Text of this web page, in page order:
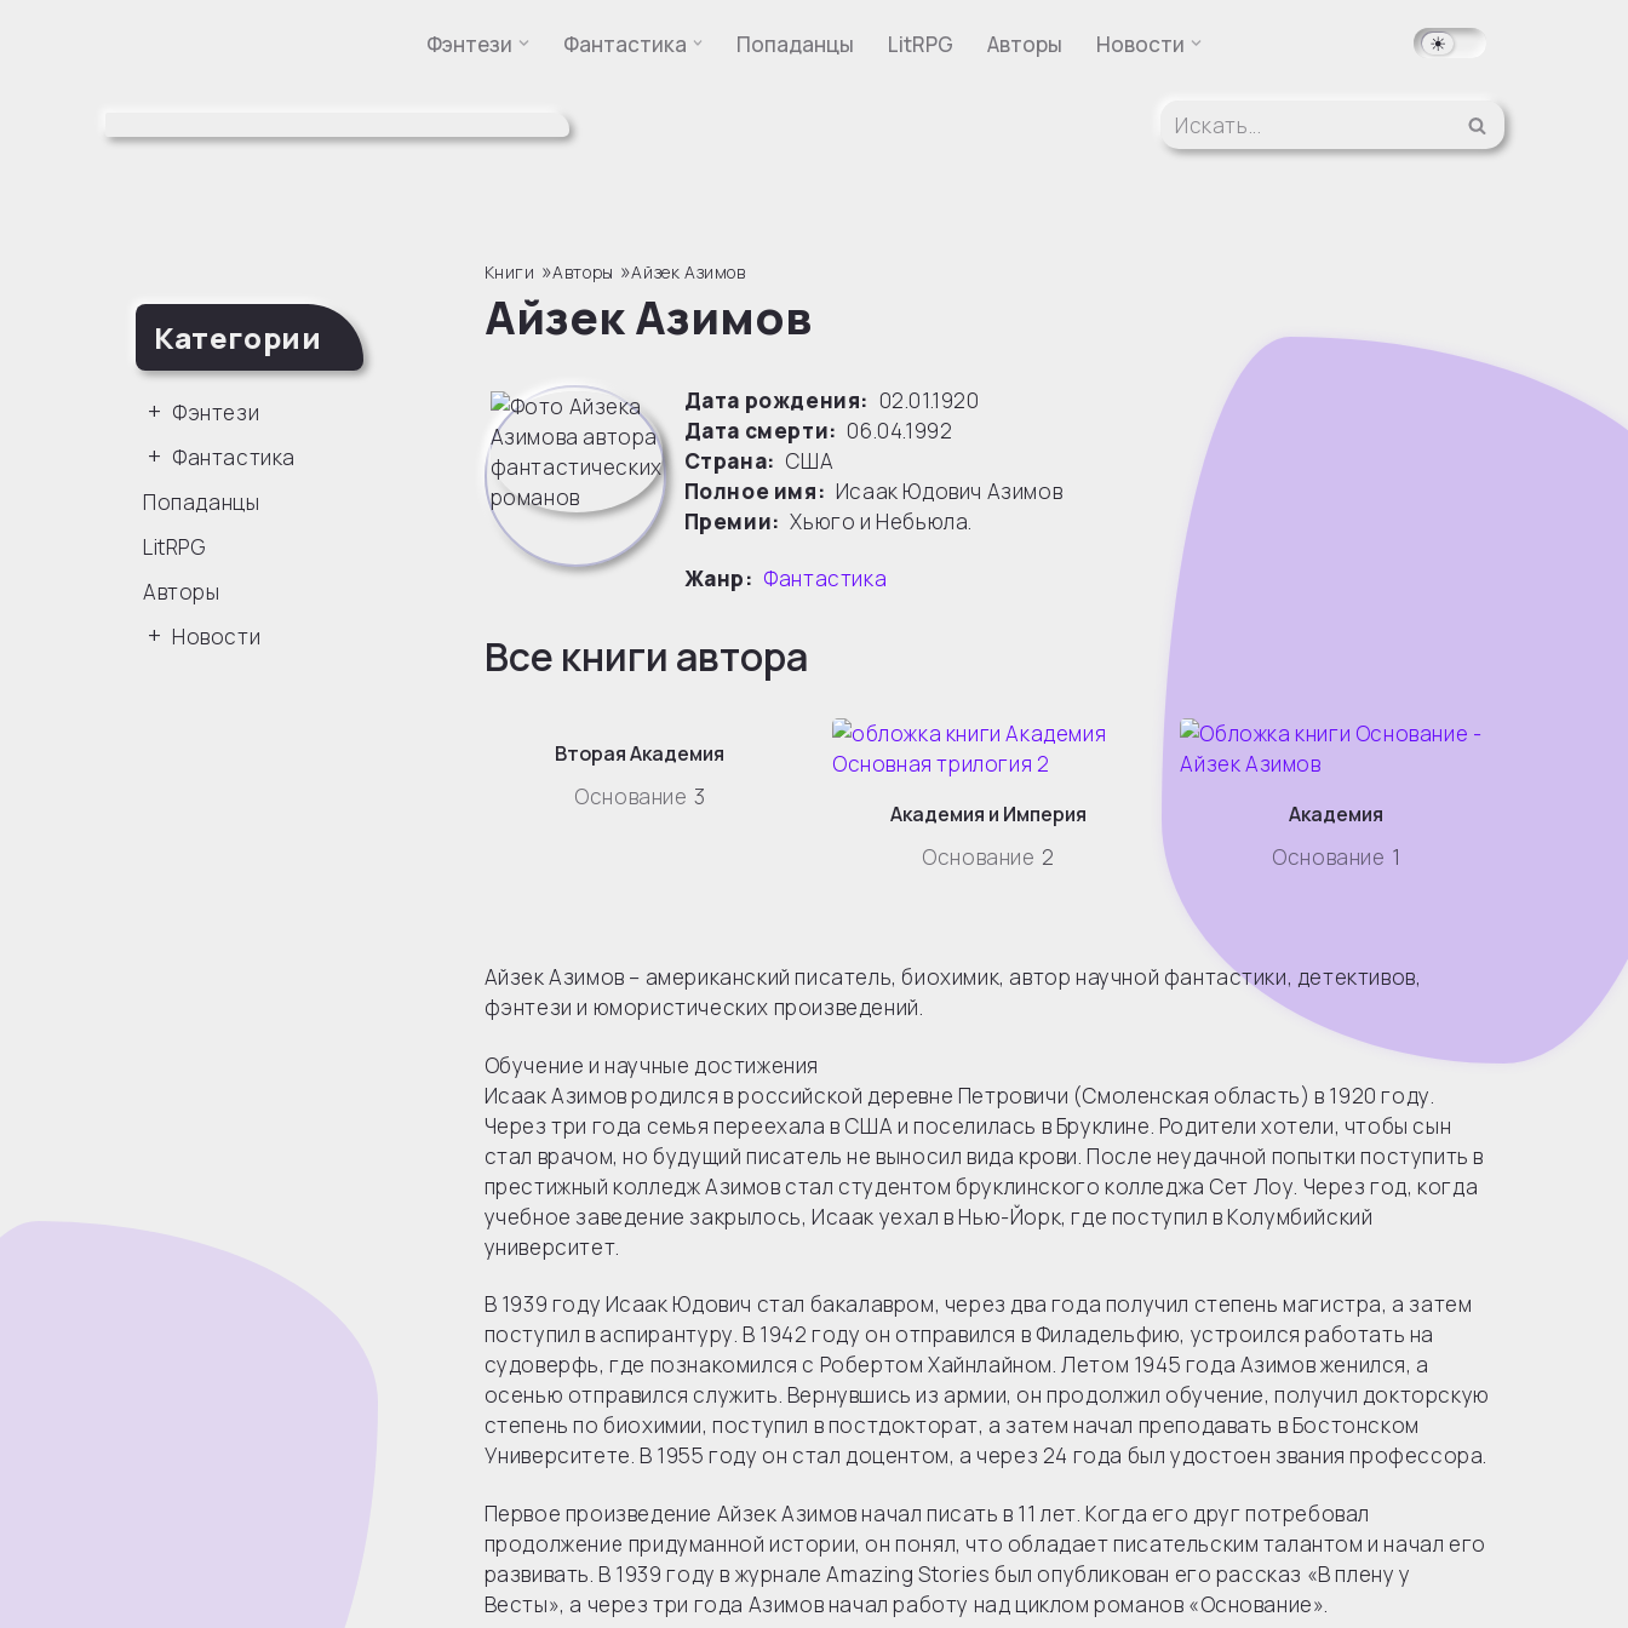
Фэнтези Фантастика Попаданцы LitRPG Авторы Новости
Категории
Фэнтези
Фантастика
Попаданцы
LitRPG
Авторы
Новости
Книги »Авторы »Айзек Азимов
Айзек Азимов
Дата рождения: 02.01.1920
Дата смерти: 06.04.1992
Страна: США
Полное имя: Исаак Юдович Азимов
Премии: Хьюго и Небьюла.
Жанр: Фантастика
Все книги автора
Вторая Академия
Основание 3
Академия и Империя
Основание 2
Академия
Основание 1
Айзек Азимов – американский писатель, биохимик, автор научной фантастики, детективов,
фэнтези и юмористических произведений.
Обучение и научные достижения
Исаак Азимов родился в российской деревне Петровичи (Смоленская область) в 1920 году.
Через три года семья переехала в США и поселилась в Бруклине. Родители хотели, чтобы сын
стал врачом, но будущий писатель не выносил вида крови. После неудачной попытки поступить в
престижный колледж Азимов стал студентом бруклинского колледжа Сет Лоу. Через год, когда
учебное заведение закрылось, Исаак уехал в Нью-Йорк, где поступил в Колумбийский
университет.
В 1939 году Исаак Юдович стал бакалавром, через два года получил степень магистра, а затем
поступил в аспирантуру. В 1942 году он отправился в Филадельфию, устроился работать на
судоверфь, где познакомился с Робертом Хайнлайном. Летом 1945 года Азимов женился, а
осенью отправился служить. Вернувшись из армии, он продолжил обучение, получил докторскую
степень по биохимии, поступил в постдокторат, а затем начал преподавать в Бостонском
Университете. В 1955 году он стал доцентом, а через 24 года был удостоен звания профессора.
Первое произведение Айзек Азимов начал писать в 11 лет. Когда его друг потребовал
продолжение придуманной истории, он понял, что обладает писательским талантом и начал его
развивать. В 1939 году в журнале Amazing Stories был опубликован его рассказ «В плену у
Весты», а через три года Азимов начал работу над циклом романов «Основание».